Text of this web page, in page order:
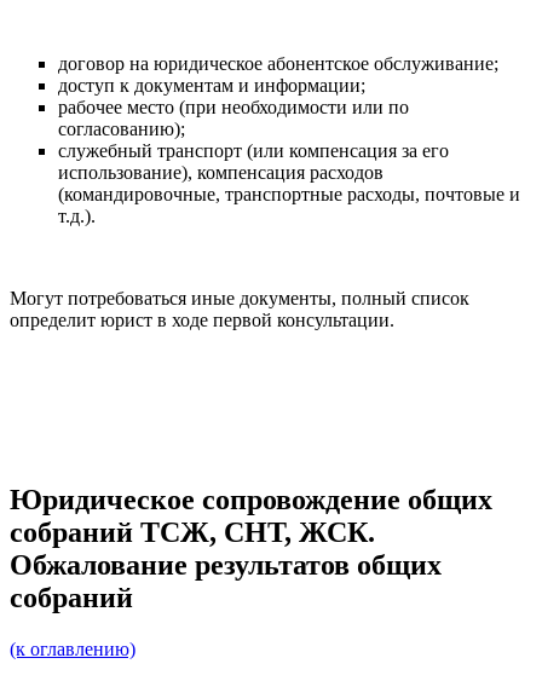
договор на юридическое абонентское обслуживание;
доступ к документам и информации;
рабочее место (при необходимости или по
согласованию);
служебный транспорт (или компенсация за его
использование), компенсация расходов
(командировочные, транспортные расходы, почтовые и
т.д.).
Могут потребоваться иные документы, полный список
определит юрист в ходе первой консультации.
Юридическое сопровождение общих
собраний ТСЖ, СНТ, ЖСК.
Обжалование результатов общих
собраний
(к оглавлению)